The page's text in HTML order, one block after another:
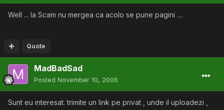
Well ... la Scam nu mergea ca acolo se pune pagini ....
Quote
MadBadSad
Posted November 10, 2006
Sunt eu interesat. trimite un link pe privat , unde il uploadezi ,